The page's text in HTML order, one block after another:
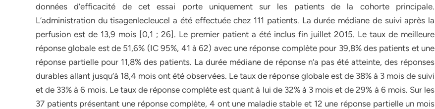
données d’efficacité de cet essai porte uniquement sur les patients de la cohorte principale.
L’administration du tisagenlecleucel a été effectuée chez 111 patients. La durée médiane de suivi après la
perfusion est de 13,9 mois [0,1 ; 26]. Le premier patient a été inclus fin juillet 2015. Le taux de meilleure
réponse globale est de 51,6% (IC 95%, 41 à 62) avec une réponse complète pour 39,8% des patients et une
réponse partielle pour 11,8% des patients. La durée médiane de réponse n’a pas été atteinte, des réponses
durables allant jusqu’à 18,4 mois ont été observées. Le taux de réponse globale est de 38% à 3 mois de suivi
et de 33% à 6 mois. Le taux de réponse complète est quant à lui de 32% à 3 mois et de 29% à 6 mois. Sur les
37 patients présentant une réponse complète, 4 ont une maladie stable et 12 une réponse partielle un mois